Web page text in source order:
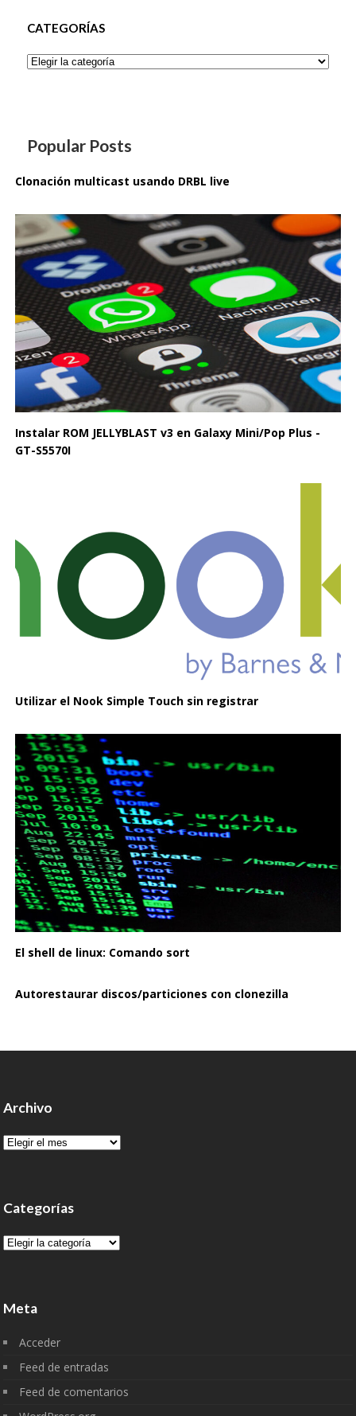
CATEGORÍAS
Categorías
Popular Posts
Clonación multicast usando DRBL live
Instalar ROM JELLYBLAST v3 en Galaxy Mini/Pop Plus -
GT-S5570I
Utilizar el Nook Simple Touch sin registrar
El shell de linux: Comando sort
Autorestaurar discos/particiones con clonezilla
Archivo
Archivo
Categorías
Categorías
Meta
Acceder
Feed de entradas
Feed de comentarios